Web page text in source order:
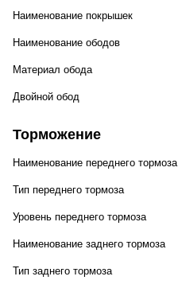
Наименование покрышек
Наименование ободов
Материал обода
Двойной обод
Торможение
Наименование переднего тормоза
Тип переднего тормоза
Уровень переднего тормоза
Наименование заднего тормоза
Тип заднего тормоза